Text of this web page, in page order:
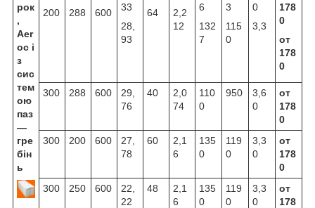
рок
,
Aer
oc і
з
сис
тем
ою
паз
—
гре
бін
ь
200
288
600
33
28,
93
64
2,2
12
6
132
7
3
115
0
0
3,3
178
0
от
178
0
300 288 600
29,
76
40
2,0
74
110
0
950
3,6
0
от
178
0
300
200 600
27,
78
60
2,1
6
135
0
119
0
3,3
0
от
178
0
300
250 600
22,
22
48
2,1
6
135
0
119
0
3,3
0
от
178